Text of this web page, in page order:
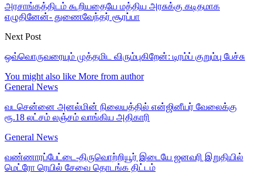
அரசாங்கத்திடம் கூறியதையே மத்திய அரசுக்கு கடிதமாக
எழுதினேன்- துணைவேந்தர் சூரப்பா
Next Post
ஒவ்வொருவரையும் முத்தமிட விரும்புகிறேன்: டிரம்ப் குறும்பு பேச்சு
You might also like More from author
General News
வடசென்னை அனல்மின் நிலையத்தில் என்ஜினீயர் வேலைக்கு
ரூ.18 லட்சம் லஞ்சம் வாங்கிய அதிகாரி
General News
வண்ணாரப்பேட்டை-திருவொற்றியூர் இடையே ஜனவரி இறுதியில்
மெட்ரோ ரெயில் சேவை தொடங்க திட்டம்